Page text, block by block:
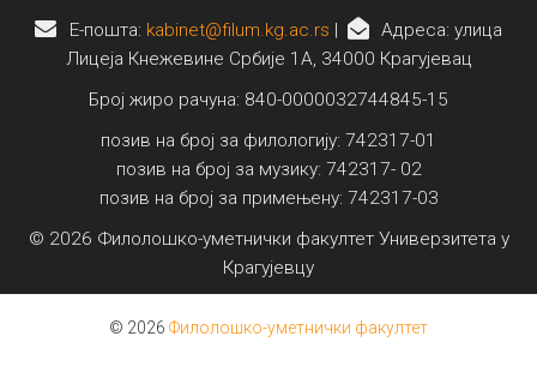
E-пошта: kabinet@filum.kg.ac.rs |
Адреса: улица
Лицеја Кнежевине Србије 1А, 34000 Крагујевац
Број жиро рачуна: 840-0000032744845-15
позив на број за филологију: 742317-01
позив на број за музику: 742317- 02
позив на број за примењену: 742317-03
© 2026 Филолошко-уметнички факултет Универзитета у
Крагујевцу
© 2026 Филолошко-уметнички факултет